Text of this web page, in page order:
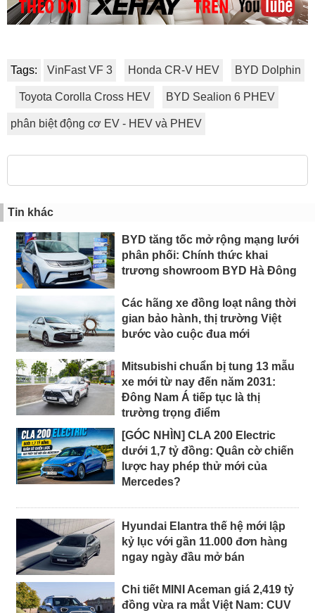
Tags: VinFast VF 3 Honda CR-V HEV BYD Dolphin
Toyota Corolla Cross HEV BYD Sealion 6 PHEV
phân biệt động cơ EV - HEV và PHEV
Tin khác
BYD tăng tốc mở rộng mạng lưới
phân phối: Chính thức khai
trương showroom BYD Hà Đông
Các hãng xe đồng loạt nâng thời
gian bảo hành, thị trường Việt
bước vào cuộc đua mới
Mitsubishi chuẩn bị tung 13 mẫu
xe mới từ nay đến năm 2031:
Đông Nam Á tiếp tục là thị
trường trọng điểm
[GÓC NHÌN] CLA 200 Electric
dưới 1,7 tỷ đồng: Quân cờ chiến
lược hay phép thử mới của
Mercedes?
Hyundai Elantra thế hệ mới lập
kỷ lục với gần 11.000 đơn hàng
ngay ngày đầu mở bán
Chi tiết MINI Aceman giá 2,419 tỷ
đồng vừa ra mắt Việt Nam: CUV